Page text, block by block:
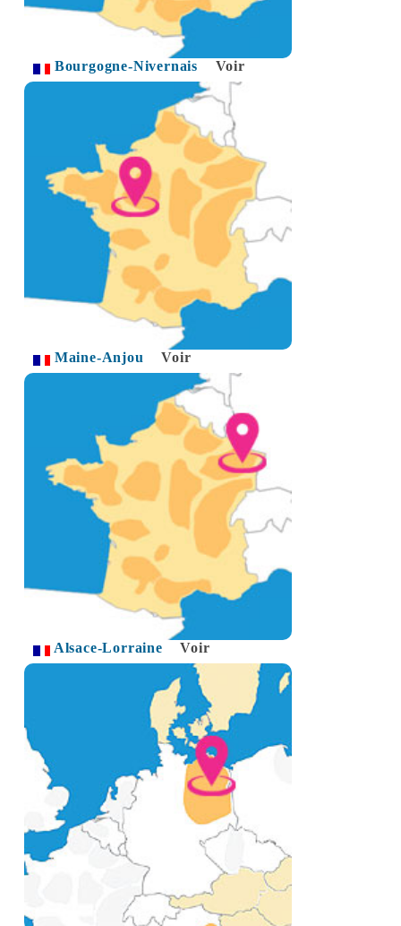
Bourgogne-Nivernais Voir
Maine-Anjou Voir
Alsace-Lorraine Voir